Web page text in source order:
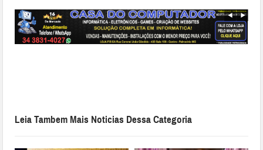
Leia Tambem Mais Noticias Dessa Categoria